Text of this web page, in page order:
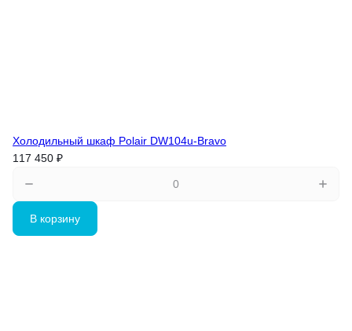
Холодильный шкаф Polair DW104u-Bravo
117 450 ₽
В корзину